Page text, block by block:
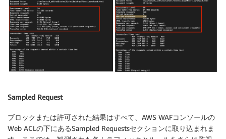
Sampled Request
ブロックまたは許可された結果はすべて、AWS WAFコンソールの
Web ACLの下にあるSampled Requestsセクションに取り込まれま